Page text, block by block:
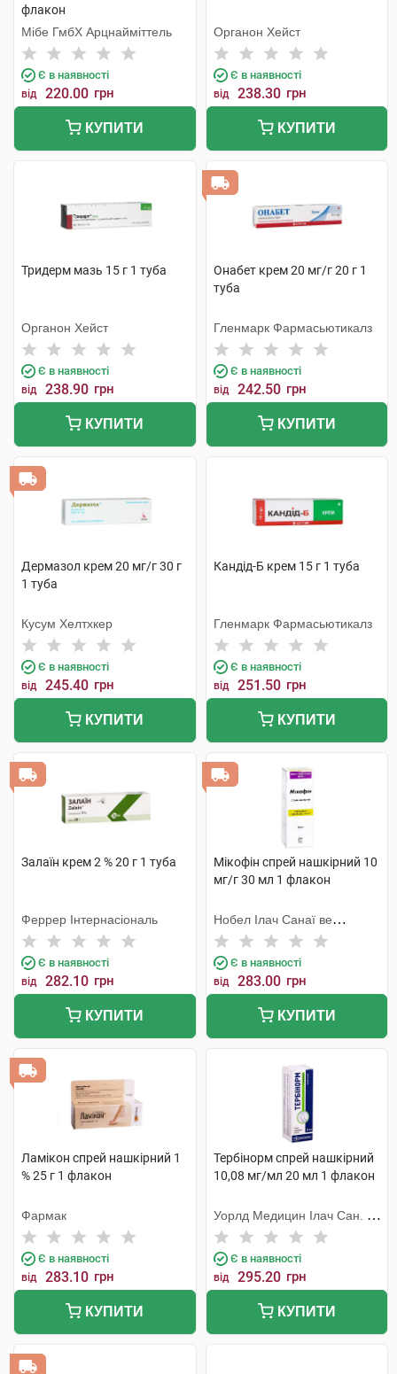
флакон
Мібе ГмбХ Арцнайміттель
Є в наявності
від 220.00 грн
КУПИТИ
Органон Хейст
Є в наявності
від 238.30 грн
КУПИТИ
Тридерм мазь 15 г 1 туба
Органон Хейст
Є в наявності
від 238.90 грн
КУПИТИ
Онабет крем 20 мг/г 20 г 1
туба
Гленмарк Фармасьютикалз
Є в наявності
від 242.50 грн
КУПИТИ
Дермазол крем 20 мг/г 30 г
1 туба
Кусум Хелтхкер
Є в наявності
від 245.40 грн
КУПИТИ
Кандід-Б крем 15 г 1 туба
Гленмарк Фармасьютикалз
Є в наявності
від 251.50 грн
КУПИТИ
Залаїн крем 2 % 20 г 1 туба
Феррер Інтернасіональ
Є в наявності
від 282.10 грн
КУПИТИ
Мікофін спрей нашкірний 10
мг/г 30 мл 1 флакон
Нобел Ілач Санаї ве
Тіджарет
Є в наявності
від 283.00 грн
КУПИТИ
Ламікон спрей нашкірний 1
% 25 г 1 флакон
Фармак
Є в наявності
від 283.10 грн
КУПИТИ
Тербінорм спрей нашкірний
10,08 мг/мл 20 мл 1 флакон
Уорлд Медицин Ілач Сан. Ве
Тідж
Є в наявності
від 295.20 грн
КУПИТИ